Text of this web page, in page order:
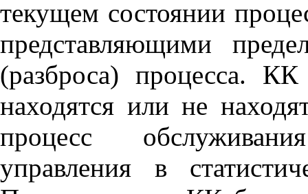
текущем состоянии
представляющими
(разброса) процесса.
находятся или не
процесс
управления в